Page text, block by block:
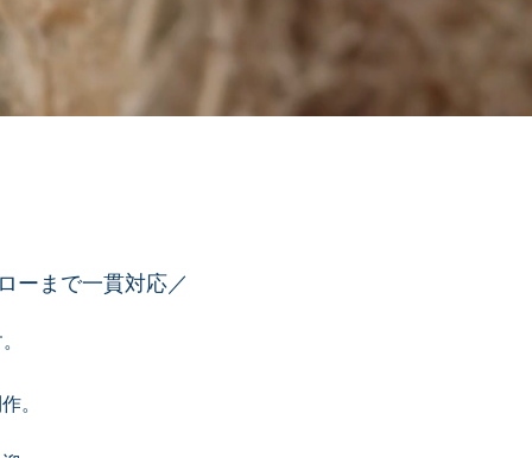
ーまで一貫対応／
。